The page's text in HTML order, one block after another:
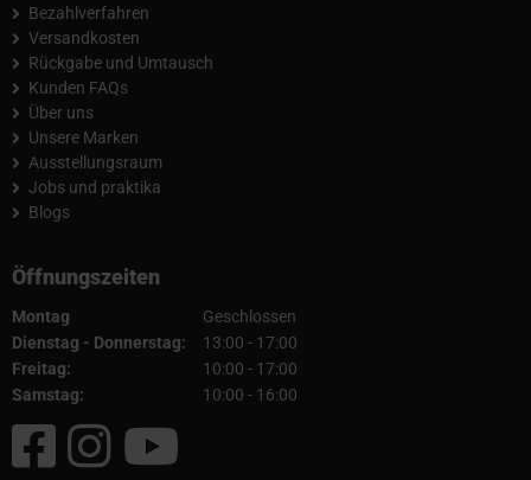
Bezahlverfahren
Versandkosten
Rückgabe und Umtausch
Kunden FAQs
Über uns
Unsere Marken
Ausstellungsraum
Jobs und praktika
Blogs
Öffnungszeiten
Montag
Geschlossen
Dienstag - Donnerstag:
13:00 - 17:00
Freitag:
10:00 - 17:00
Samstag:
10:00 - 16:00